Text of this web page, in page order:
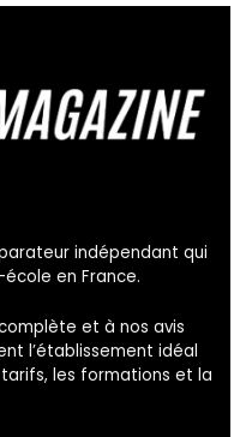
indépendant qui
en France.
et à nos avis
l’établissement idéal
les formations et la